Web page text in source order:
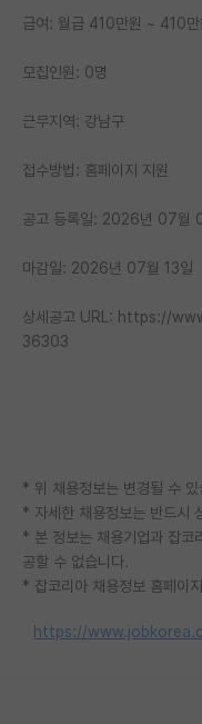
장학금/장학생 게시판
학술 정보 게시판
홍보 게시판
커리어
재팬라운지 🌸
급여: 월급 410만원 ~ 410만
모집인원: 0명
근무지역: 강남구
접수방법: 홈페이지 지원
공고 등록일: 2026년 07월
마감일: 2026년 07월 13일
상세공고 URL: https://
36303
* 위 채용정보는 변경될 수 있
* 자세한 채용정보는 반드시
* 본 정보는 채용기업과 잡코
공할 수 없습니다.
* 잡코리아 채용정보 홈페
https://